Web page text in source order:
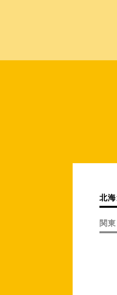
北
関東